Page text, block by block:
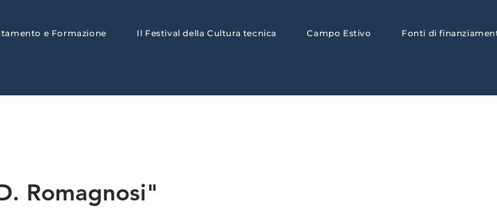
e Formazione Il Festival della Cultura tecnica Campo Estivo Fonti di
Romagnosi"